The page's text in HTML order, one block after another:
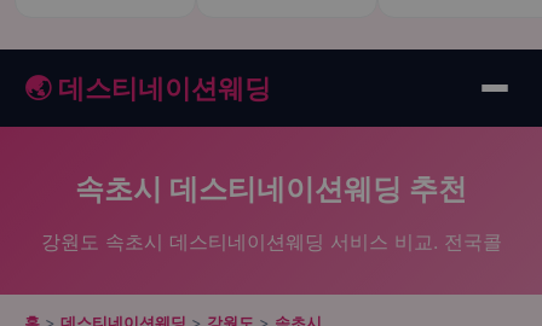
🌏 데스티네이션웨딩
속초시 데스티네이션웨딩 추천
강원도 속초시 데스티네이션웨딩 서비스 비교. 전국콜